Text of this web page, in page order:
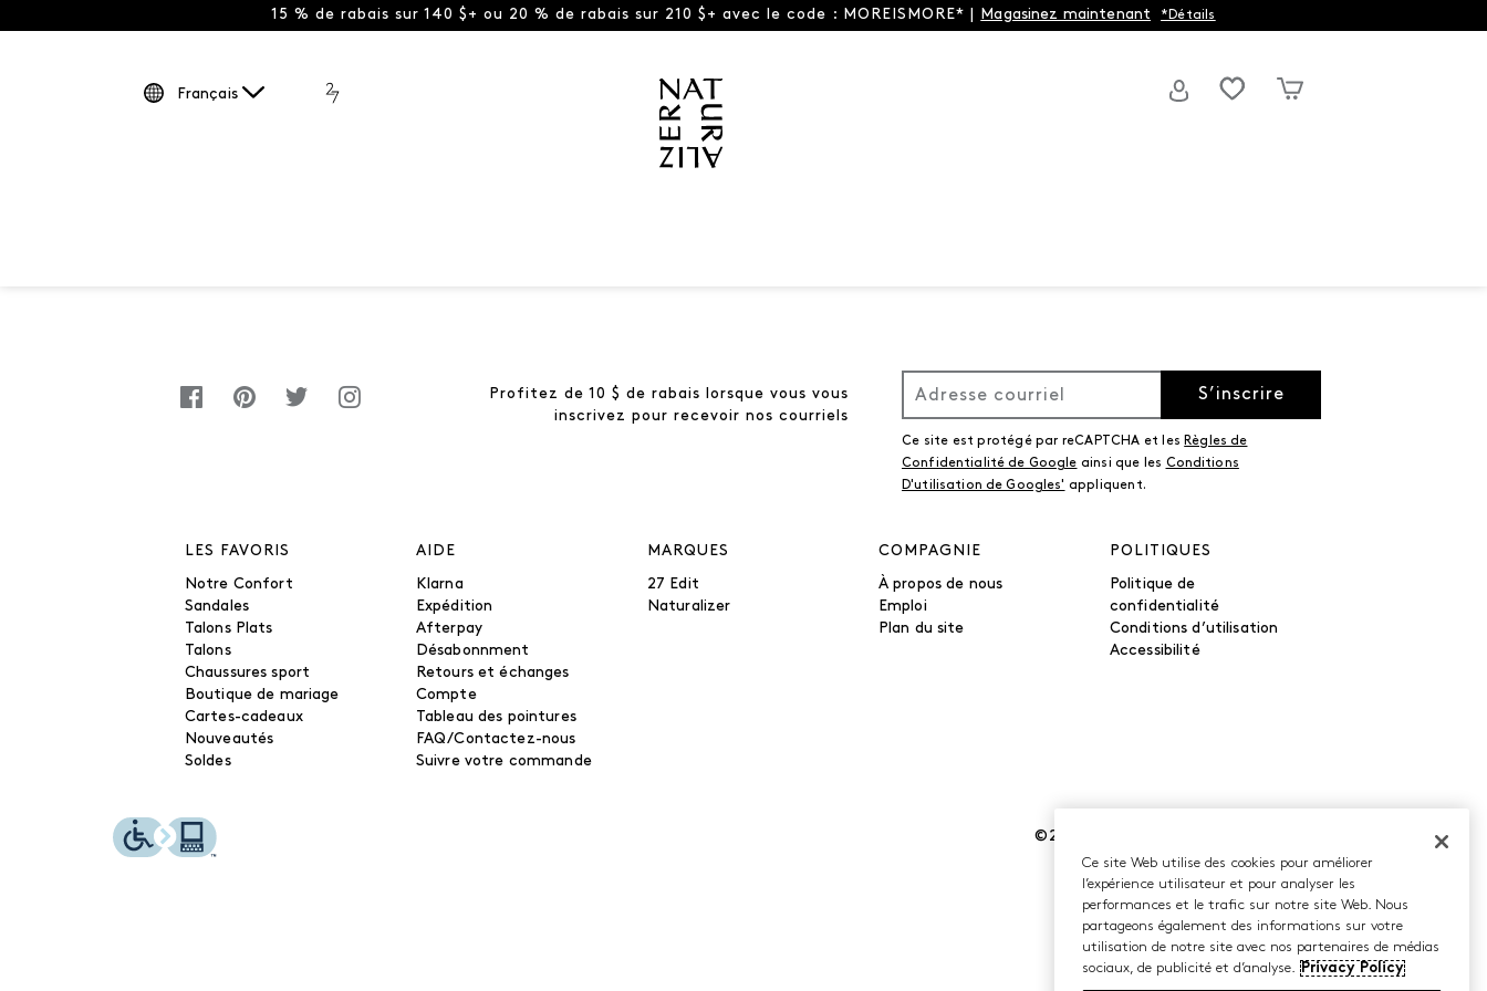
15 % de rabais sur 140 $+ ou 20 % de rabais sur 210 $+ avec le code : MOREISMORE* | Magasinez maintenant *Détails
Français
Profitez de 10 $ de rabais lorsque vous vous
inscrivez pour recevoir nos courriels
S’inscrire
Ce site est protégé par reCAPTCHA et les Règles de
Confidentialité de Google ainsi que les Conditions
D'utilisation de Googles' appliquent.
LES FAVORIS
Notre Confort
Sandales
Talons Plats
Talons
Chaussures sport
Boutique de mariage
Cartes-cadeaux
Nouveautés
Soldes
AIDE
Klarna
Expédition
Afterpay
Désabonnment
Retours et échanges
Compte
Tableau des pointures
FAQ/Contactez-nous
Suivre votre commande
MARQUES
27 Edit
Naturalizer
COMPAGNIE
À propos de nous
Emploi
Plan du site
POLITIQUES
Politique de
confidentialité
Conditions d’utilisation
Accessibilité
©2026 Caleres, Inc. Tous droits réservés.
Ce site Web utilise des cookies pour améliorer
l’expérience utilisateur et pour analyser les
performances et le trafic sur notre site Web. Nous
partageons également des informations sur votre
utilisation de notre site avec nos partenaires de médias
sociaux, de publicité et d’analyse.
Privacy Policy